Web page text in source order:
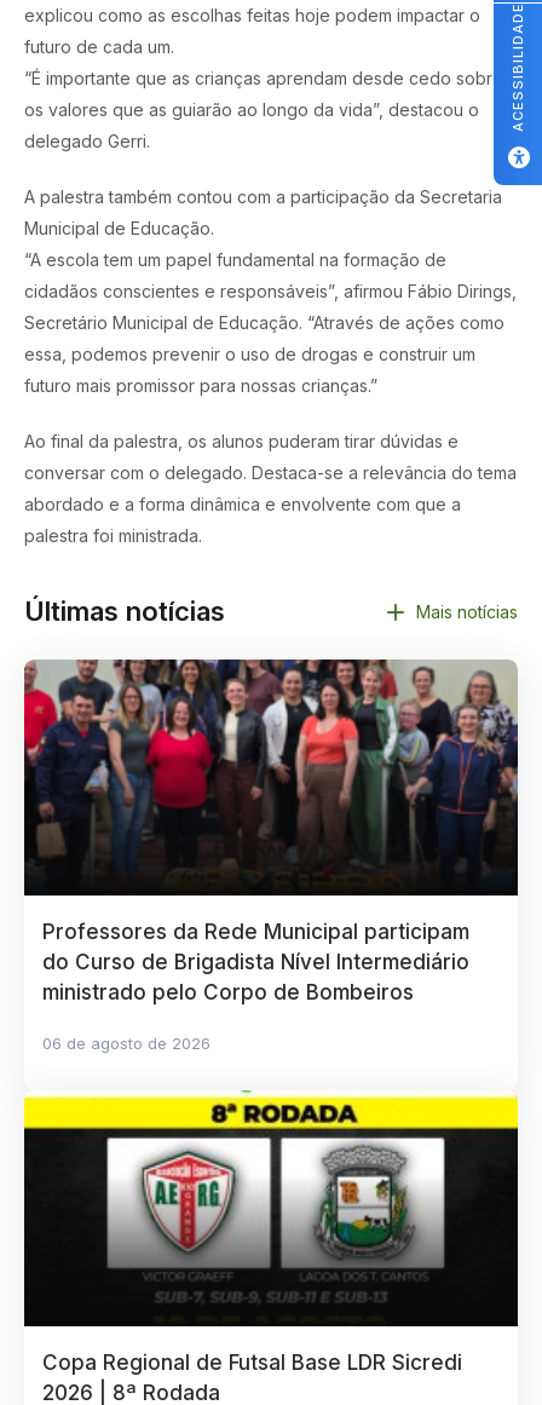
explicou como as escolhas feitas hoje podem impactar o
futuro de cada um.
“É importante que as crianças aprendam desde cedo sobre
os valores que as guiarão ao longo da vida”, destacou o
delegado Gerri.
A palestra também contou com a participação da Secretaria
Municipal de Educação.
“A escola tem um papel fundamental na formação de
cidadãos conscientes e responsáveis”, afirmou Fábio Dirings,
Secretário Municipal de Educação. “Através de ações como
essa, podemos prevenir o uso de drogas e construir um
futuro mais promissor para nossas crianças.”
Ao final da palestra, os alunos puderam tirar dúvidas e
conversar com o delegado. Destaca-se a relevância do tema
abordado e a forma dinâmica e envolvente com que a
palestra foi ministrada.
Últimas notícias Mais notícias
Professores da Rede Municipal participam
do Curso de Brigadista Nível Intermediário
ministrado pelo Corpo de Bombeiros
06 de agosto de 2026
Copa Regional de Futsal Base LDR Sicredi
2026 | 8ª Rodada
ACESSIBILIDADE